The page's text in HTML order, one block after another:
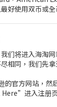
好使用双币或全
们将进入海淘
相同，我们先拿
的官方网站，
进入注册